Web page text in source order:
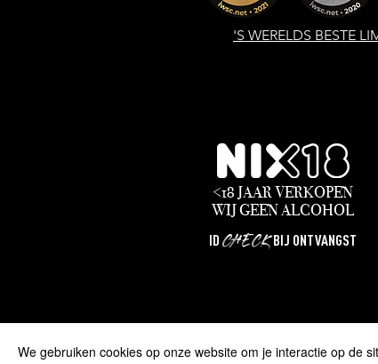
'S WERELDS BESTE
<18 JAAR VERKOPEN
WIJGEENALCOHOL
ID CHECKBIJ ONTVANGST
We gebruiken cookies op onze website om je interactie op de